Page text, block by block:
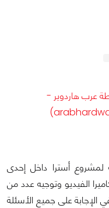
تمت مشاركة منشور بواسطة ‏‎عرب هاردوير -
لمشروع أسترا داخل إحدى
الفيديو وتوجيه عدد من
الإجابة على جميع الأسئلة